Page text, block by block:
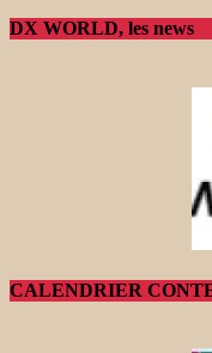
DX WORLD, les news
CALENDRIER